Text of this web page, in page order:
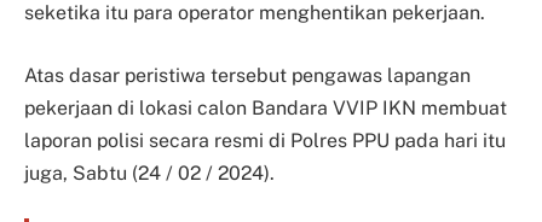
seketika itu para operator menghentikan pekerjaan.
Atas dasar peristiwa tersebut pengawas lapangan
pekerjaan di lokasi calon Bandara VVIP IKN membuat
laporan polisi secara resmi di Polres PPU pada hari itu
juga, Sabtu (24 / 02 / 2024).